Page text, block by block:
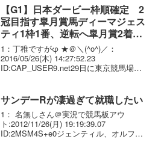
回日本ダービー（GI）を...
【G1】日本ダービー枠順確定 2
冠目指す皐月賞馬ディーマジェス
ティ1枠1番、逆転へ皐月賞2着マ
カヒキ2枠3番
1：丁稚ですがφ ★＠＼(^o^)／：
2016/05/26(木) 14:27:52.23
ID:CAP_USER9.net29日に東京競馬場で
順が26日確...
サンデーRが凄過ぎて就職したい
1： 名無しさん＠実況で競馬板アウ
ト:2012/11/26(月) 19:19:39.07
ID:2MSM4S+e0ジェンティル、オルフ